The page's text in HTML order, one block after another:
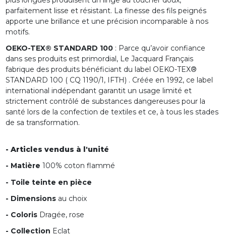
parfaitement lisse et résistant. La finesse des fils peignés
apporte une brillance et une précision incomparable à nos
motifs.
OEKO-TEX® STANDARD 100 : Parce qu’avoir confiance
dans ses produits est primordial, Le Jacquard Français
fabrique des produits bénéficiant du label OEKO-TEX®
STANDARD 100 ( CQ 1190/1, IFTH) . Créée en 1992, ce label
international indépendant garantit un usage limité et
strictement contrôlé de substances dangereuses pour la
santé lors de la confection de textiles et ce, à tous les stades
de sa transformation.
- Articles vendus à l'unité
- Matière 100% coton flammé
- Toile teinte en pièce
- Dimensions au choix
- ColorisDragée, rose
- Collection Eclat